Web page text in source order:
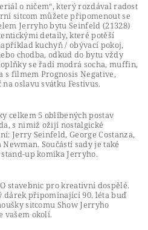
o ničem“, který rozdával radost
sitcom můžete připomenout se
Jerryho bytu Seinfeld (21328)
detaily, které potěší
kuchyň / obývací pokoj,
chodba, odkud do bytu vždy
se řadí modrá socha, muffin,
s filmem Prognosis Negative,
oslavu svátku Festivus.
celkem 5 oblíbených postav
s nimiž ožijí nostalgické
Jerry Seinfeld, George Costanza,
Součástí sady je také
up komika Jerryho.
stavebnic pro kreativní dospělé.
dárek připomínající 90. léta buď
sitcomu Show Jerryho
vašem okolí.